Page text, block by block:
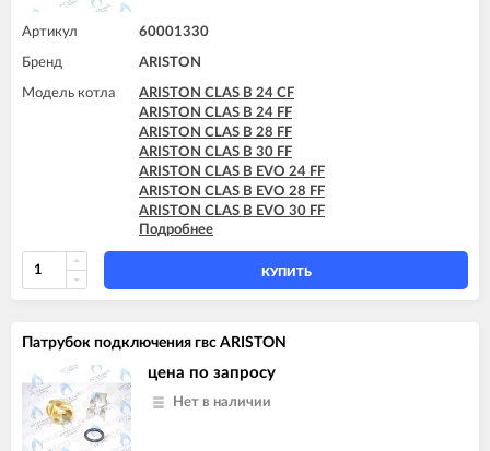
Артикул 60001330
Бренд ARISTON
Модель котла
ARISTON CLAS B 24 CF
ARISTON CLAS B 24 FF
ARISTON CLAS B 28 FF
ARISTON CLAS B 30 FF
ARISTON CLAS B EVO 24 FF
ARISTON CLAS B EVO 28 FF
ARISTON CLAS B EVO 30 FF
ARISTON CLAS B X 24 FF
ARISTON CLAS B X 28 FF
Подробнее
КУПИТЬ
Патрубок подключения гвс ARISTON
цена по запросу
Нет в наличии